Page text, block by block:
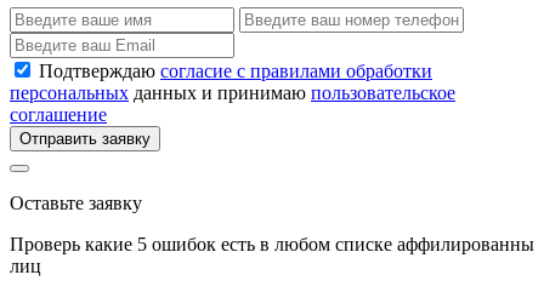
Подтверждаю согласие с правилами обработки
персональных данных и принимаю пользовательское
соглашение
Отправить заявку
Оставьте заявку
Проверь какие 5 ошибок есть в любом списке аффилированны
лиц